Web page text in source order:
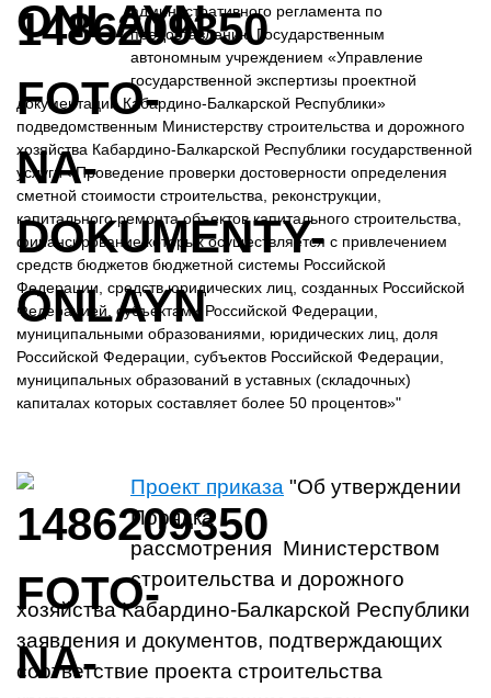
административного регламента по
предоставлению Государственным
автономным учреждением «Управление
государственной экспертизы проектной
документации Кабардино-Балкарской Республики»
подведомственным Министерству строительства и дорожного
хозяйства Кабардино-Балкарской Республики государственной
услуги «Проведение проверки достоверности определения
сметной стоимости строительства, реконструкции,
капитального ремонта объектов капитального строительства,
финансирование которых осуществляется с привлечением
средств бюджетов бюджетной системы Российской
Федерации, средств юридических лиц, созданных Российской
Федерацией, субъектами Российской Федерации,
муниципальными образованиями, юридических лиц, доля
Российской Федерации, субъектов Российской Федерации,
муниципальных образований в уставных (складочных)
капиталах которых составляет более 50 процентов»"
Проект приказа "Об утверждении
Порядка
рассмотрения Министерством
строительства и дорожного
хозяйства Кабардино-Балкарской Республики
заявления и документов, подтверждающих
соответствие проекта строительства